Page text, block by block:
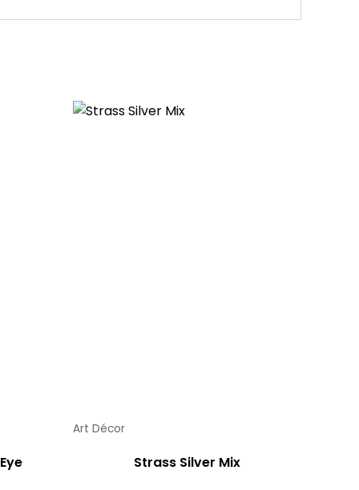
Art Décor
Strass Silver Mix